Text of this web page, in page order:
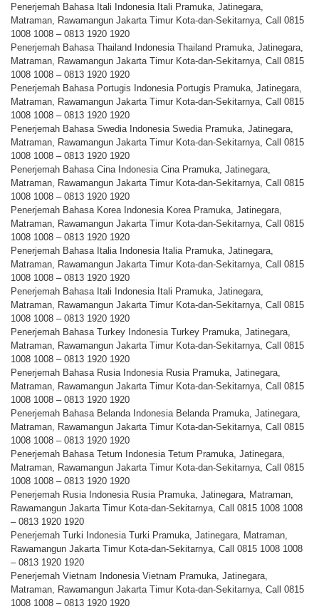
Penerjemah Bahasa Itali Indonesia Itali Pramuka, Jatinegara,
Matraman, Rawamangun Jakarta Timur Kota-dan-Sekitarnya, Call 0815
1008 1008 – 0813 1920 1920
Penerjemah Bahasa Thailand Indonesia Thailand Pramuka, Jatinegara,
Matraman, Rawamangun Jakarta Timur Kota-dan-Sekitarnya, Call 0815
1008 1008 – 0813 1920 1920
Penerjemah Bahasa Portugis Indonesia Portugis Pramuka, Jatinegara,
Matraman, Rawamangun Jakarta Timur Kota-dan-Sekitarnya, Call 0815
1008 1008 – 0813 1920 1920
Penerjemah Bahasa Swedia Indonesia Swedia Pramuka, Jatinegara,
Matraman, Rawamangun Jakarta Timur Kota-dan-Sekitarnya, Call 0815
1008 1008 – 0813 1920 1920
Penerjemah Bahasa Cina Indonesia Cina Pramuka, Jatinegara,
Matraman, Rawamangun Jakarta Timur Kota-dan-Sekitarnya, Call 0815
1008 1008 – 0813 1920 1920
Penerjemah Bahasa Korea Indonesia Korea Pramuka, Jatinegara,
Matraman, Rawamangun Jakarta Timur Kota-dan-Sekitarnya, Call 0815
1008 1008 – 0813 1920 1920
Penerjemah Bahasa Italia Indonesia Italia Pramuka, Jatinegara,
Matraman, Rawamangun Jakarta Timur Kota-dan-Sekitarnya, Call 0815
1008 1008 – 0813 1920 1920
Penerjemah Bahasa Itali Indonesia Itali Pramuka, Jatinegara,
Matraman, Rawamangun Jakarta Timur Kota-dan-Sekitarnya, Call 0815
1008 1008 – 0813 1920 1920
Penerjemah Bahasa Turkey Indonesia Turkey Pramuka, Jatinegara,
Matraman, Rawamangun Jakarta Timur Kota-dan-Sekitarnya, Call 0815
1008 1008 – 0813 1920 1920
Penerjemah Bahasa Rusia Indonesia Rusia Pramuka, Jatinegara,
Matraman, Rawamangun Jakarta Timur Kota-dan-Sekitarnya, Call 0815
1008 1008 – 0813 1920 1920
Penerjemah Bahasa Belanda Indonesia Belanda Pramuka, Jatinegara,
Matraman, Rawamangun Jakarta Timur Kota-dan-Sekitarnya, Call 0815
1008 1008 – 0813 1920 1920
Penerjemah Bahasa Tetum Indonesia Tetum Pramuka, Jatinegara,
Matraman, Rawamangun Jakarta Timur Kota-dan-Sekitarnya, Call 0815
1008 1008 – 0813 1920 1920
Penerjemah Rusia Indonesia Rusia Pramuka, Jatinegara, Matraman,
Rawamangun Jakarta Timur Kota-dan-Sekitarnya, Call 0815 1008 1008
– 0813 1920 1920
Penerjemah Turki Indonesia Turki Pramuka, Jatinegara, Matraman,
Rawamangun Jakarta Timur Kota-dan-Sekitarnya, Call 0815 1008 1008
– 0813 1920 1920
Penerjemah Vietnam Indonesia Vietnam Pramuka, Jatinegara,
Matraman, Rawamangun Jakarta Timur Kota-dan-Sekitarnya, Call 0815
1008 1008 – 0813 1920 1920